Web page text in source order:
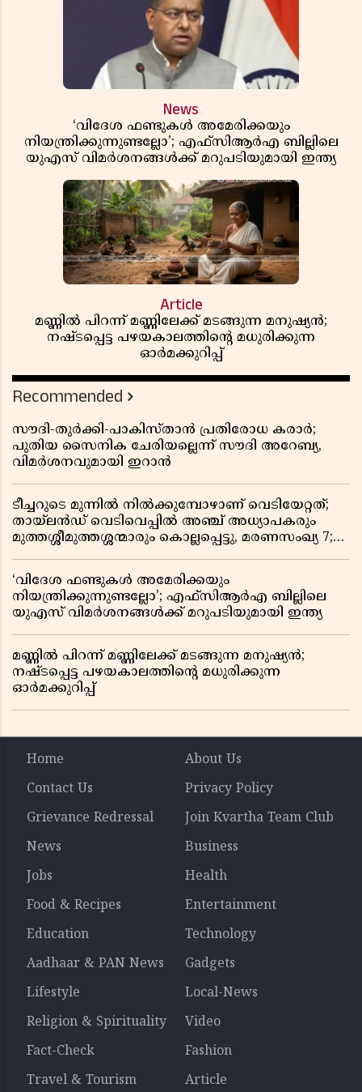
News
‘വിദേശ ഫണ്ടുകൾ അമേരിക്കയും
നിയന്ത്രിക്കുന്നുണ്ടല്ലോ’; എഫ്സിആർഎ ബില്ലിലെ
യുഎസ് വിമർശനങ്ങൾക്ക് മറുപടിയുമായി ഇന്ത്യ
Article
മണ്ണിൽ പിറന്ന് മണ്ണിലേക്ക് മടങ്ങുന്ന മനുഷ്യൻ;
നഷ്ടപ്പെട്ട പഴയകാലത്തിൻ്റെ മധുരിക്കുന്ന
ഓർമക്കുറിപ്പ്
Recommended
സൗദി-തുർക്കി-പാകിസ്താൻ പ്രതിരോധ കരാർ;
പുതിയ സൈനിക ചേരിയല്ലെന്ന് സൗദി അറേബ്യ,
വിമർശനവുമായി ഇറാൻ
ടീച്ചറുടെ മുന്നിൽ നിൽക്കുമ്പോഴാണ് വെടിയേറ്റത്;
തായ്‌ലൻഡ് വെടിവെപ്പിൽ അഞ്ച് അധ്യാപകരും
മുത്തശ്ശീമുത്തശ്ശന്മാരും കൊല്ലപ്പെട്ടു, മരണസംഖ്യ 7;
‘വിദേശ ഫണ്ടുകൾ അമേരിക്കയും
നിയന്ത്രിക്കുന്നുണ്ടല്ലോ’; എഫ്സിആർഎ ബില്ലിലെ
യുഎസ് വിമർശനങ്ങൾക്ക് മറുപടിയുമായി ഇന്ത്യ
മണ്ണിൽ പിറന്ന് മണ്ണിലേക്ക് മടങ്ങുന്ന മനുഷ്യൻ;
നഷ്ടപ്പെട്ട പഴയകാലത്തിൻ്റെ മധുരിക്കുന്ന
ഓർമക്കുറിപ്പ്
Home
About Us
Contact Us
Privacy Policy
Grievance Redressal
Join Kvartha Team Club
News
Business
Jobs
Health
Food & Recipes
Entertainment
Education
Technology
Aadhaar & PAN News
Gadgets
Lifestyle
Local-News
Religion & Spirituality
Video
Fact-Check
Fashion
Travel & Tourism
Article